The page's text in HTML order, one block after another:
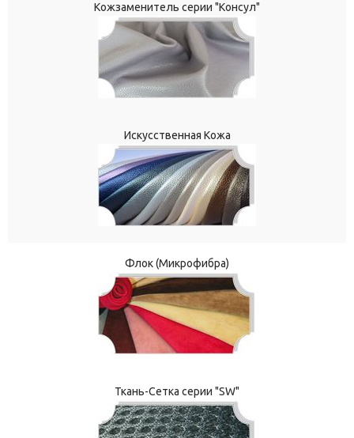
Кожзаменитель серии "Консул"
Искусственная Кожа
Флок (Микрофибра)
Ткань-Сетка серии "SW"